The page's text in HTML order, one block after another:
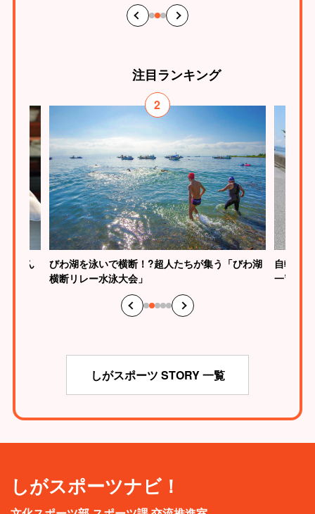
注目ランキング
介さん
2
びわ湖を泳いで横断！?超人たちが集う「びわ湖
横断リレー水泳大会」
自転車
一”のス
しがスポーツ STORY 一覧
しがスポーツナビ！